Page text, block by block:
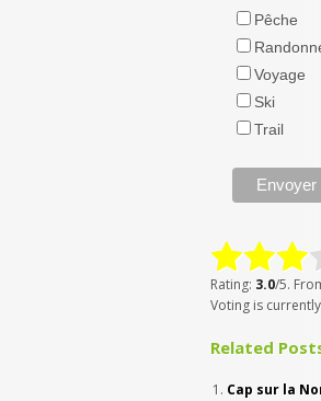
Pêche
Voyage
Ski
Trail
Rating: 3.0/5.
Voting is
Related
Cap sur la